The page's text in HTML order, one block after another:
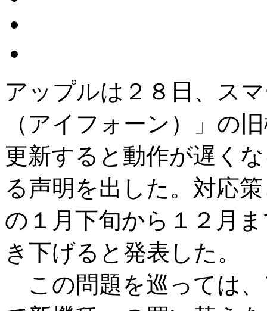
アップルは２８日、ス
（アイフォーン）」の
更新すると動作が遅く
る声明を出した。対応
の１月下旬から１２月
き下げると発表した。
この問題を巡っては